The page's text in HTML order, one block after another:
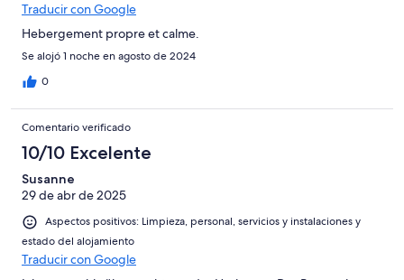
Traducir con Google
Hebergement propre et calme.
Se alojó 1 noche en agosto de 2024
0
Comentario verificado
10/10 Excelente
Susanne
29 de abr de 2025
Aspectos positivos: Limpieza, personal, servicios y instalaciones y
estado del alojamiento
Traducir con Google